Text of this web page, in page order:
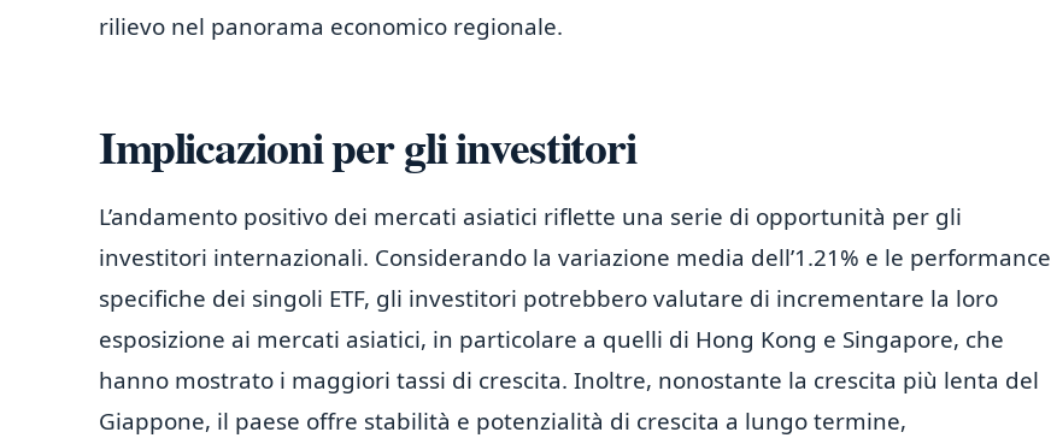
rilievo nel panorama economico regionale.
Implicazioni per gli investitori
L’andamento positivo dei mercati asiatici riflette una serie di opportunità per gli
investitori internazionali. Considerando la variazione media dell’1.21% e le performance
specifiche dei singoli ETF, gli investitori potrebbero valutare di incrementare la loro
esposizione ai mercati asiatici, in particolare a quelli di Hong Kong e Singapore, che
hanno mostrato i maggiori tassi di crescita. Inoltre, nonostante la crescita più lenta del
Giappone, il paese offre stabilità e potenzialità di crescita a lungo termine,